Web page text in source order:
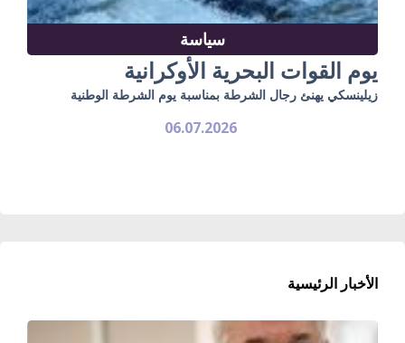
سياسة
يوم القوات البحرية الأوكرانية
زيلينسكي يهنئ رجال الشرطة بمناسبة يوم الشرطة الوطنية
06.07.2026
الأخبار الرئيسية